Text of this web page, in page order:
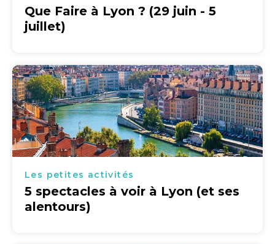
Que Faire à Lyon ? (29 juin - 5
juillet)
Les petites activités
5 spectacles à voir à Lyon (et ses
alentours)